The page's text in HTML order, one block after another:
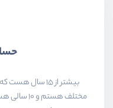
بیشتر از ۱۵
مختلف